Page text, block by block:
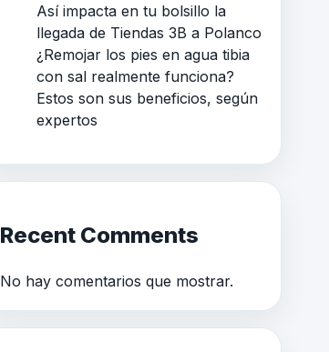
Así impacta en tu bolsillo la
llegada de Tiendas 3B a Polanco
¿Remojar los pies en agua tibia
con sal realmente funciona?
Estos son sus beneficios, según
expertos
Recent Comments
No hay comentarios que mostrar.